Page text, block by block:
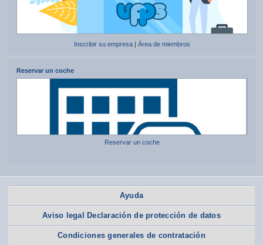
Inscribir su empresa| Área de miembros
Reservar un coche
Reservar un coche
Ayuda
Aviso legal Declaración de protección de datos
Condiciones generales de contratación